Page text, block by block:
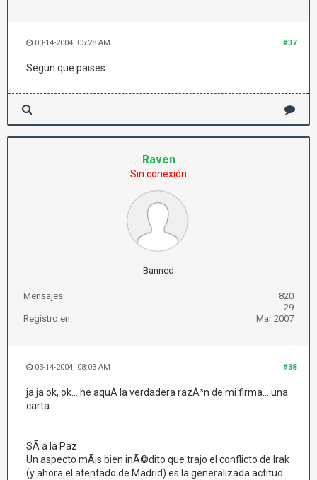
#37
03-14-2004, 05:28 AM
Segun que paises
Raven
Sin conexión
Banned
Mensajes:
820
29
Registro en:
Mar 2007
#38
03-14-2004, 08:03 AM
ja ja ok, ok... he aquÃ­ la verdadera razÃ³n de mi firma... una
carta.
SÃ­ a la Paz
Un aspecto mÃ¡s bien inÃ©dito que trajo el conflicto de Irak
(y ahora el atentado de Madrid) es la generalizada actitud